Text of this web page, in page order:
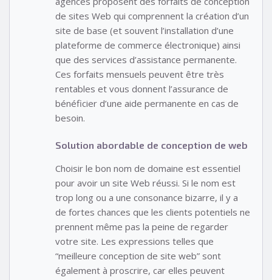
de sites Web qui comprennent la création d’un
site de base (et souvent l’installation d’une
plateforme de commerce électronique) ainsi
que des services d’assistance permanente.
Ces forfaits mensuels peuvent être très
rentables et vous donnent l’assurance de
bénéficier d’une aide permanente en cas de
besoin.
Solution abordable de conception de web
Choisir le bon nom de domaine est essentiel
pour avoir un site Web réussi. Si le nom est
trop long ou a une consonance bizarre, il y a
de fortes chances que les clients potentiels ne
prennent même pas la peine de regarder
votre site. Les expressions telles que
“meilleure conception de site web” sont
également à proscrire, car elles peuvent